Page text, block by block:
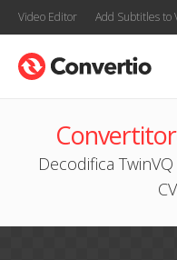
Video Editor Add Subtitles to
Decodifica